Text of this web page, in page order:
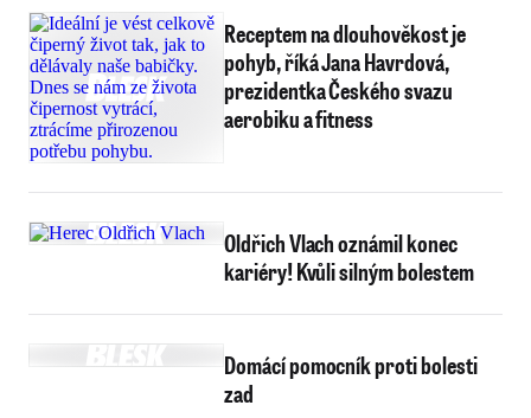
Receptem na dlouhověkost je
pohyb, říká Jana Havrdová,
prezidentka Českého svazu
aerobiku a fitness
Oldřich Vlach oznámil konec
kariéry! Kvůli silným bolestem
Domácí pomocník proti bolesti
zad